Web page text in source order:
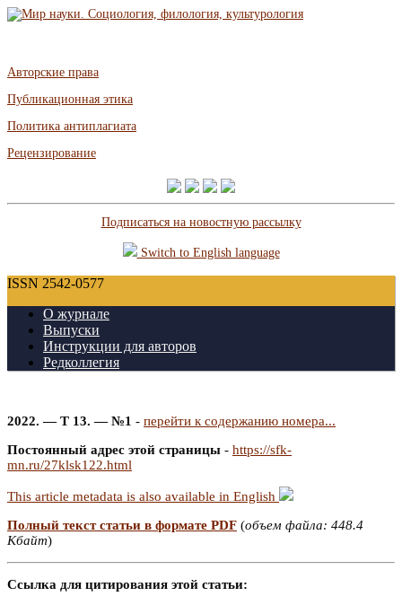
Авторские права
Публикационная этика
Политика антиплагиата
Рецензирование
Подписаться на новостную рассылку
Switch to English language
ISSN 2542-0577
О журнале
Выпуски
Инструкции для авторов
Редколлегия
2022. — Т 13. — №1 - перейти к содержанию номера...
Постоянный адрес этой страницы - https://sfk-
mn.ru/27klsk122.html
This article metadata is also available in English
Полный текст статьи в формате PDF (объем файла: 448.4
Кбайт)
Ссылка для цитирования этой статьи: